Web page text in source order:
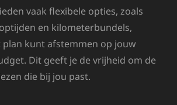
vaak flexibele opties, zoals
en kilometerbundels,
kunt afstemmen op jouw
Dit geeft je de vrijheid om de
die bij jou past.